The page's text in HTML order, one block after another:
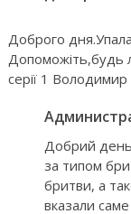
Доброго
Допоможіть,будь
серії 1
Добрий
за типом
бритви, а
вказали